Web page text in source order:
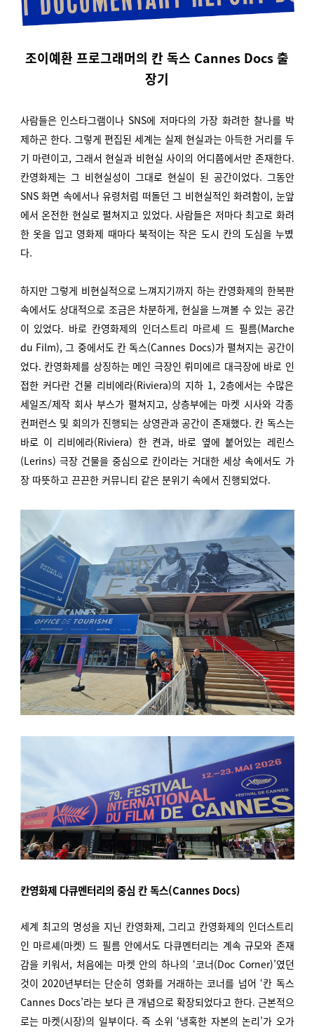
조이예환 프로그래머의 칸 독스 Cannes Docs 출
장기
사람들은 인스타그램이나 SNS에 저마다의 가장 화려한 찰나를 박
제하곤 한다. 그렇게 편집된 세계는 실제 현실과는 아득한 거리를 두
기 마련이고, 그래서 현실과 비현실 사이의 어디쯤에서만 존재한다.
칸영화제는 그 비현실성이 그대로 현실이 된 공간이었다. 그동안
SNS 화면 속에서나 유령처럼 떠돌던 그 비현실적인 화려함이, 눈앞
에서 온전한 현실로 펼쳐지고 있었다. 사람들은 저마다 최고로 화려
한 옷을 입고 영화제 때마다 북적이는 작은 도시 칸의 도심을 누볐
다.
하지만 그렇게 비현실적으로 느껴지기까지 하는 칸영화제의 한복판
속에서도 상대적으로 조금은 차분하게, 현실을 느껴볼 수 있는 공간
이 있었다. 바로 칸영화제의 인더스트리 마르셰 드 필름(Marche
du Film), 그 중에서도 칸 독스(Cannes Docs)가 펼쳐지는 공간이
었다. 칸영화제를 상징하는 메인 극장인 뤼미에르 대극장에 바로 인
접한 커다란 건물 리비에라(Riviera)의 지하 1, 2층에서는 수많은
세일즈/제작 회사 부스가 펼쳐지고, 상층부에는 마켓 시사와 각종
컨퍼런스 및 회의가 진행되는 상영관과 공간이 존재했다. 칸 독스는
바로 이 리비에라(Riviera) 한 켠과, 바로 옆에 붙어있는 레린스
(Lerins) 극장 건물을 중심으로 칸이라는 거대한 세상 속에서도 가
장 따뜻하고 끈끈한 커뮤니티 같은 분위기 속에서 진행되었다.
칸영화제 다큐멘터리의 중심 칸 독스(Cannes Docs)
세계 최고의 명성을 지닌 칸영화제, 그리고 칸영화제의 인더스트리
인 마르셰(마켓) 드 필름 안에서도 다큐멘터리는 계속 규모와 존재
감을 키워서, 처음에는 마켓 안의 하나의 ‘코너(Doc Corner)’였던
것이 2020년부터는 단순히 영화를 거래하는 코너를 넘어 ‘칸 독스
Cannes Docs’라는 보다 큰 개념으로 확장되었다고 한다. 근본적으
로는 마켓(시장)의 일부이다. 즉 소위 ‘냉혹한 자본의 논리’가 오가